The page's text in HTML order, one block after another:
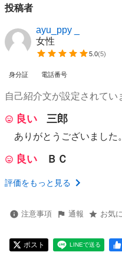
投稿者
ayu_ppy _
女性
5.0(5)
身分証 電話番号
自己紹介文が設定されてい
良い 三郎
ありがとうございました。
良い ＢＣ
評価をもっと見る
注意事項 通報 お気
ポスト LINEで送る